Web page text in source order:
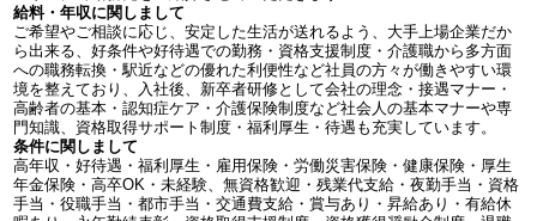
給料・年収に関しまして
ご希望やご相談に応じ、安定した生活が送れるよう、大手上場企業だか
ら出来る、好条件や好待遇での勤務・資格支援制度・介護職から多方面
への職務転換・駅近などの優れた利便性など社員の方々が働きやすい環
境を整えており、入社後、新卒者研修として会社の理念・接遇マナー・
高齢者の基本・認知症ケア・介護保険制度など社会人の基本マナーや専
門知識、資格取得サポート制度・福利厚生・待遇も充実しています。
条件に関しまして
高年収・好待遇・福利厚生・雇用保険・労働災害保険・健康保険・厚生
年金保険・高卒OK・未経験、無資格歓迎・残業代支給・夜勤手当・資格
手当・役職手当・都市手当・交通費支給・賞与あり・昇給あり・有給休